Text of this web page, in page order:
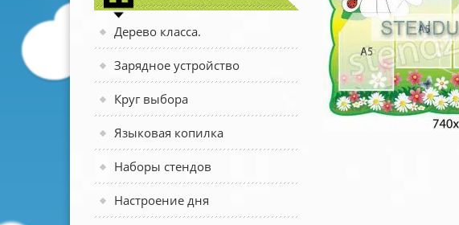
Дерево класса.
Зарядное устройство
Круг выбора
Языковая копилка
Наборы стендов
Настроение дня